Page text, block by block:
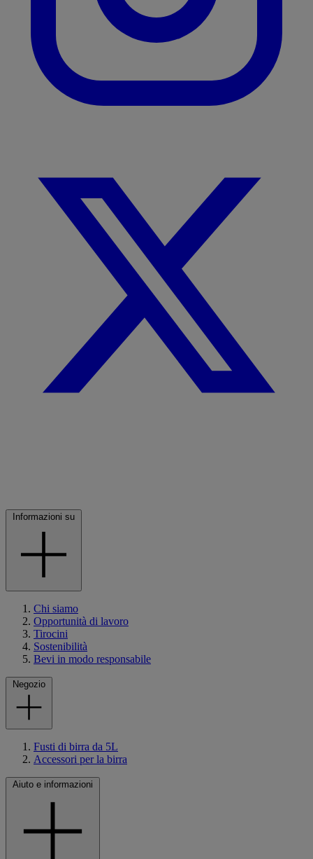
Informazioni su
Chi siamo
Opportunità di lavoro
Tirocini
Sostenibilità
Bevi in modo responsabile
Negozio
Fusti di birra da 5L
Accessori per la birra
Aiuto e informazioni